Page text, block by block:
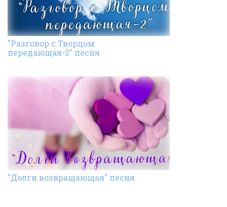
"Разговор с Творцом
передающая-2" песня
"Долги возвращающая" песня